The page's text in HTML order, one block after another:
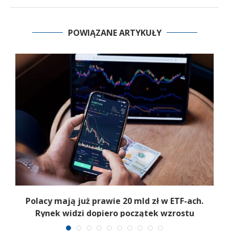
POWIĄZANE ARTYKUŁY
Polacy mają już prawie 20 mld zł w ETF-ach.
Rynek widzi dopiero początek wzrostu